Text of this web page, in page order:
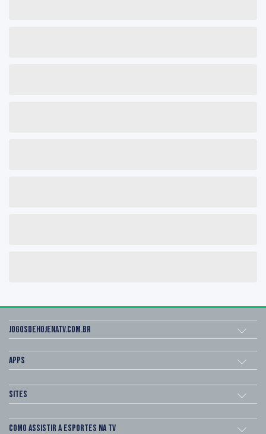
Jogosdehojenatv.com.br
Apps
Sites
Como assistir a esportes na TV